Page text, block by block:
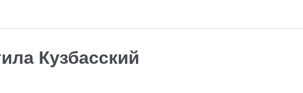
Кузбасский